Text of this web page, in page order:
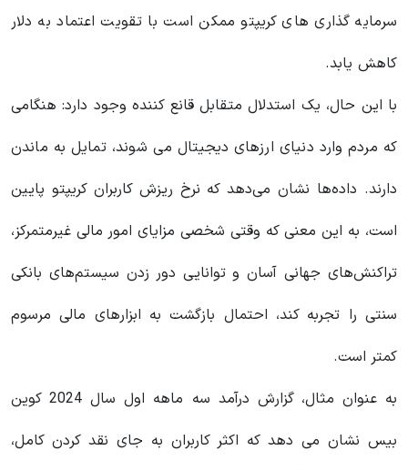
سرمایه گذاری های کریپتو ممکن است با تقویت اعتماد به دلار
کاهش یابد.
با این حال، یک استدلال متقابل قانع کننده وجود دارد: هنگامی
که مردم وارد دنیای ارزهای دیجیتال می شوند، تمایل به ماندن
دارند. داده‌ها نشان می‌دهد که نرخ ریزش کاربران کریپتو پایین
است، به این معنی که وقتی شخصی مزایای امور مالی غیرمتمرکز،
تراکنش‌های جهانی آسان و توانایی دور زدن سیستم‌های بانکی
سنتی را تجربه کند، احتمال بازگشت به ابزارهای مالی مرسوم
کمتر است.
به عنوان مثال، گزارش درآمد سه ماهه اول سال 2024 کوین
بیس نشان می دهد که اکثر کاربران به جای نقد کردن کامل،